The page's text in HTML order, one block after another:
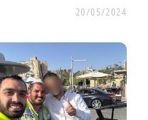
20/05/2024